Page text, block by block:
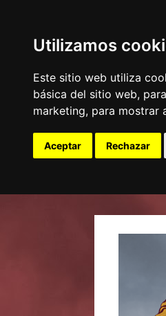
Utilizamos
Este sitio web utiliza
básica del sitio web,
marketing, para mostrar
Aceptar Rechazar